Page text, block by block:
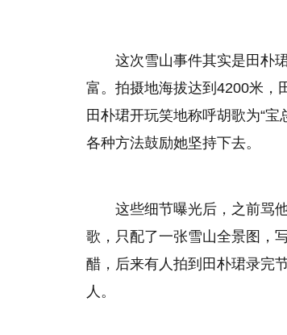
这次雪山事件其实是田朴
富。拍摄地海拔达到4200米，
田朴珺开玩笑地称呼胡歌为“
各种方法鼓励她坚持下去。
这些细节曝光后，之前骂
歌，只配了一张雪山全景图，
醋，后来有人拍到田朴珺录完
人。